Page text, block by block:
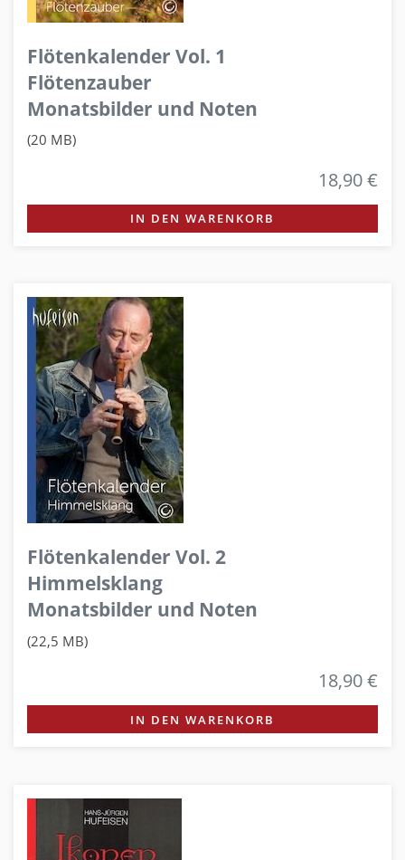
Flötenkalender Vol. 1
Flötenzauber
Monatsbilder und Noten
(20 MB)
18,90 €
IN DEN WARENKORB
Flötenkalender Vol. 2
Himmelsklang
Monatsbilder und Noten
(22,5 MB)
18,90 €
IN DEN WARENKORB